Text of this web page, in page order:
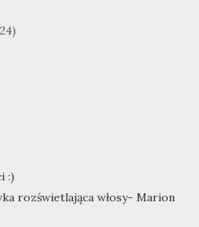
:)
rozświetlająca włosy- Marion